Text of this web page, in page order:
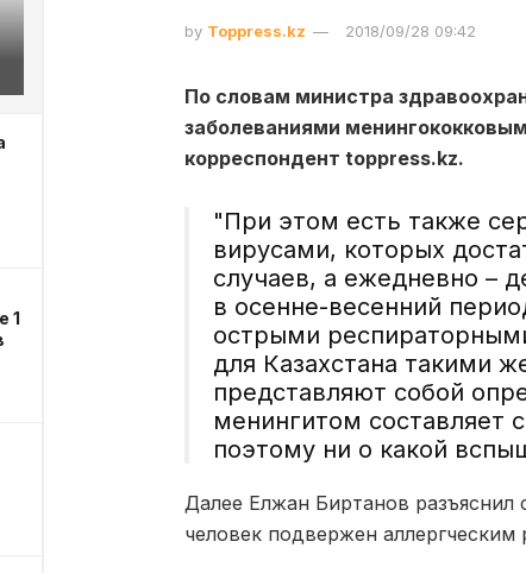
1
by Toppress.kz 2018/09/28 09:42
По словам министра
заболеваниями
корреспондент toppress.kz.
"При этом есть также
вирусами, которых
случаев, а ежедневно –
в осенне-весенний
острыми
для Казахстана такими
представляют собой
менингитом составляет
поэтому ни о какой
Далее Елжан Биртанов
человек подвержен аллергческим